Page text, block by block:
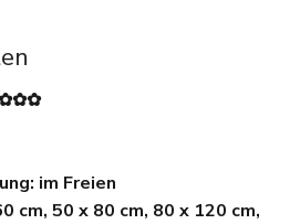
✿✿✿
im Freien
cm, 50 x 80 cm, 80 x 120 cm,